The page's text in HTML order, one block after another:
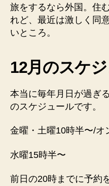
旅をするなら外国。住
れど、最近は激しく同
いところ。
12月のスケ
本当に毎年月日が過ぎ
のスケジュールです。
金曜・土曜10時半〜/オ
水曜15時半〜
前日の20時までに予約